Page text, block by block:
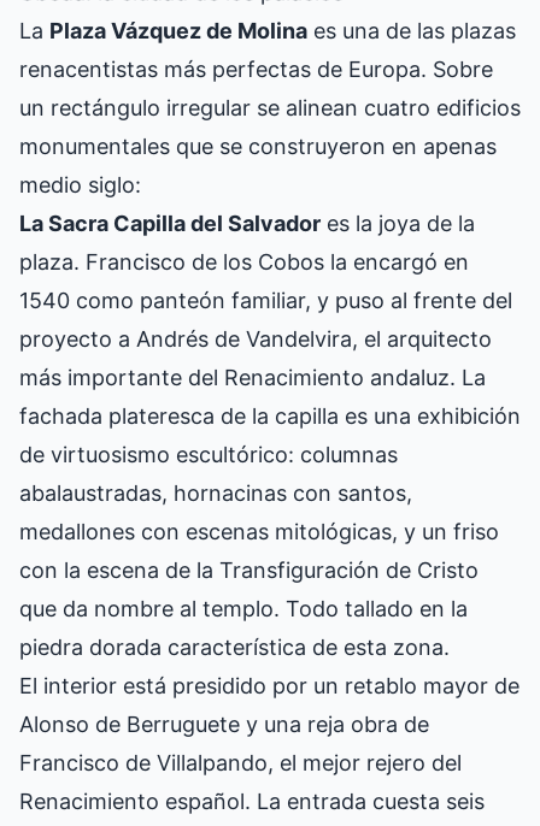
La Plaza Vázquez de Molina es una de las plazas
renacentistas más perfectas de Europa. Sobre
un rectángulo irregular se alinean cuatro edificios
monumentales que se construyeron en apenas
medio siglo:
La Sacra Capilla del Salvador es la joya de la
plaza. Francisco de los Cobos la encargó en
1540 como panteón familiar, y puso al frente del
proyecto a Andrés de Vandelvira, el arquitecto
más importante del Renacimiento andaluz. La
fachada plateresca de la capilla es una exhibición
de virtuosismo escultórico: columnas
abalaustradas, hornacinas con santos,
medallones con escenas mitológicas, y un friso
con la escena de la Transfiguración de Cristo
que da nombre al templo. Todo tallado en la
piedra dorada característica de esta zona.
El interior está presidido por un retablo mayor de
Alonso de Berruguete y una reja obra de
Francisco de Villalpando, el mejor rejero del
Renacimiento español. La entrada cuesta seis